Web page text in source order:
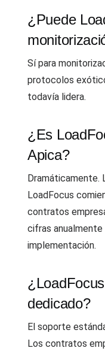
¿Puede
Sí para
protocolos
todavía lidera.
¿Es
Apica?
Dramáticamente.
LoadFocus
contratos
cifras
implementación.
dedicado?
El soporte
Los contratos